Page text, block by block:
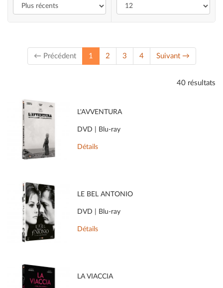
← Précédent 1 (current)
2 3 4 Suivant →
40 résultats
L'AVVENTURA
DVD | Blu-ray
Détails
LE BEL ANTONIO
DVD | Blu-ray
Détails
LA VIACCIA